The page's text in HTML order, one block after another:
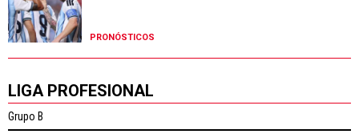
PRONÓSTICOS
LIGA PROFESIONAL